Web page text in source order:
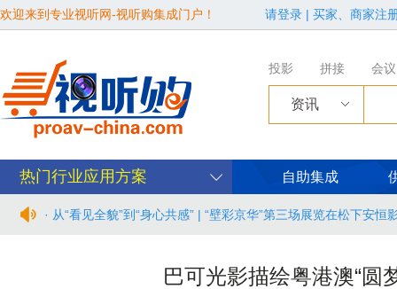
欢迎来到专业视听网-视听购集成门户！ 请登录 | 买家、商家注
投影 拼接 会议
资讯
热门行业应用方案 自助集成
· 从“看见全貌”到“身心共感” | “壁彩京华”第三场展览在松下安恒
巴可光影描绘粤港澳“圆